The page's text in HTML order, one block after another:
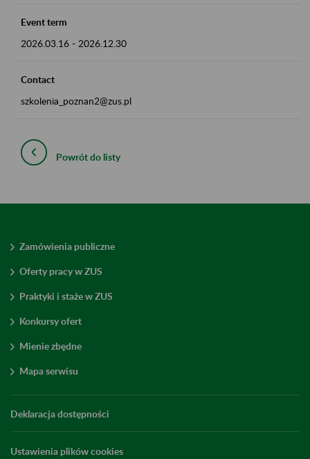
Event term
2026.03.16 - 2026.12.30
Contact
szkolenia_poznan2@zus.pl
Powrót do listy
Zamówienia publiczne
Oferty pracy w ZUS
Praktyki i staże w ZUS
Konkursy ofert
Mienie zbędne
Mapa serwisu
Deklaracja dostępności
Ustawienia plików cookies